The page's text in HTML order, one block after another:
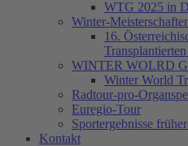
WTG 2025 in
Winter-
16.
WINTER WOLRD
Winter World
Radtour-pro-
Euregio-Tour
Sportergebnisse
Kontakt